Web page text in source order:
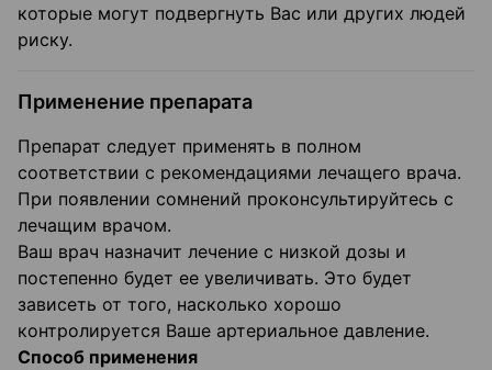
которые могут подвергнуть Вас или других людей
риску.
Применение препарата
Препарат следует применять в полном
соответствии с рекомендациями лечащего врача.
При появлении сомнений проконсультируйтесь с
лечащим врачом.
Ваш врач назначит лечение с низкой дозы и
постепенно будет ее увеличивать. Это будет
зависеть от того, насколько хорошо
контролируется Ваше артериальное давление.
Способ применения